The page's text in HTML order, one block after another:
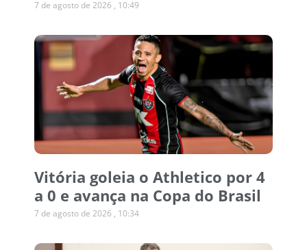
7 de agosto de 2026 10:49
Vitória goleia o Athletico por 4
a 0 e avança na Copa do Brasil
7 de agosto de 2026 10:34